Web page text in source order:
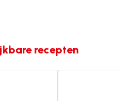
recepten